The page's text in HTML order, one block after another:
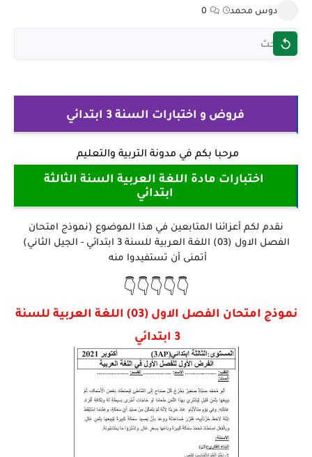
دوس محمد 0
فروض و اختبارات السنة 3 ابتدائي
مرحبا بكم في مدونة التربية والتعليم
اختبارات مادة اللغة العربية السنة الثالثة
ابتدائي
نقدم لكم أعزائنا المتابعين في هذا الموضوع (نموذج امتحان
الفصل الاول (03) اللغة العربية للسنة 3 ابتدائي - الجيل الثاني)
أتمنى أن تستفيدوا منه
👇👇👇👇👇
نموذج امتحان الفصل الاول (03) اللغة العربية للسنة
3 ابتدائي